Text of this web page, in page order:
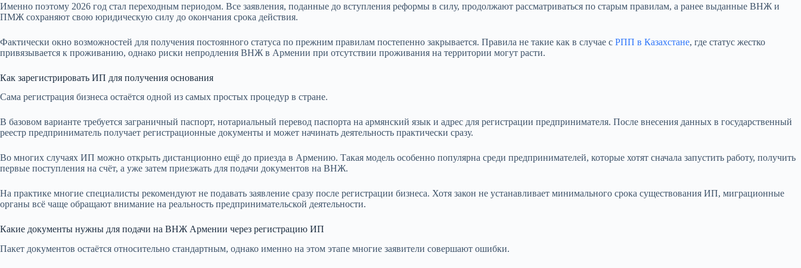
Именно поэтому 2026 год стал переходным периодом. Все заявления, поданные до вступления реформы в силу, продолжают рассматриваться по старым правилам, а ранее выданные ВНЖ и
ПМЖ сохраняют свою юридическую силу до окончания срока действия.
Фактически окно возможностей для получения постоянного статуса по прежним правилам постепенно закрывается. Правила не такие как в случае с РПП в Казахстане, где статус жестко
привязывается к проживанию, однако риски непродления ВНЖ в Армении при отсутствии проживания на территории могут расти.
Как зарегистрировать ИП для получения основания
Сама регистрация бизнеса остаётся одной из самых простых процедур в стране.
В базовом варианте требуется заграничный паспорт, нотариальный перевод паспорта на армянский язык и адрес для регистрации предпринимателя. После внесения данных в государственный
реестр предприниматель получает регистрационные документы и может начинать деятельность практически сразу.
Во многих случаях ИП можно открыть дистанционно ещё до приезда в Армению. Такая модель особенно популярна среди предпринимателей, которые хотят сначала запустить работу, получить
первые поступления на счёт, а уже затем приезжать для подачи документов на ВНЖ.
На практике многие специалисты рекомендуют не подавать заявление сразу после регистрации бизнеса. Хотя закон не устанавливает минимального срока существования ИП, миграционные
органы всё чаще обращают внимание на реальность предпринимательской деятельности.
Какие документы нужны для подачи на ВНЖ Армении через регистрацию ИП
Пакет документов остаётся относительно стандартным, однако именно на этом этапе многие заявители совершают ошибки.